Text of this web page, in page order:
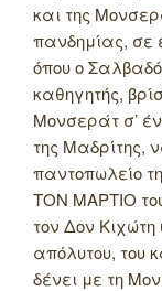
και της
πανδημίας, σε
όπου ο
καθηγητής,
Μονσεράτ σ’
της Μαδρίτης,
παντοπωλείο
ΤΟΝ ΜΑΡΤΙΟ
τον Δον
απόλυτου, του
δένει με τη